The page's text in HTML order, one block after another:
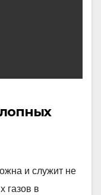
и служит не
газов в